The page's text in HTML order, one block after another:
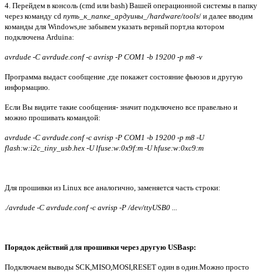
4. Перейдем в консоль (cmd или bash) Вашей операционной системы в папку
через команду cd путь_к_папке_ардуины_/hardware/tools/ и далее вводим
команды для Windows,не забывем указать верный порт,на котором
подключена Arduina:
avrdude -C avrdude.conf -c avrisp -P COM1 -b 19200 -p m8 -v
Программа выдаст сообщение ,где покажет состояние фьюзов и другую
информацию.
Если Вы видите такие сообщения- значит подключено все правельно и
можно прошивать командой:
avrdude -C avrdude.conf -c avrisp -P COM1 -b 19200 -p m8 -U
flash:w:i2c_tiny_usb.hex -U lfuse:w:0x9f:m -U hfuse:w:0xc9:m
Для прошивки из Linux все аналогично, заменяется часть строки:
./avrdude -C avrdude.conf -c avrisp -P /dev/ttyUSB0 ...
Порядок действий для прошивки через другую USBasp:
Подключаем выводы SCK,MISO,MOSI ,RESET один в один.Можно просто